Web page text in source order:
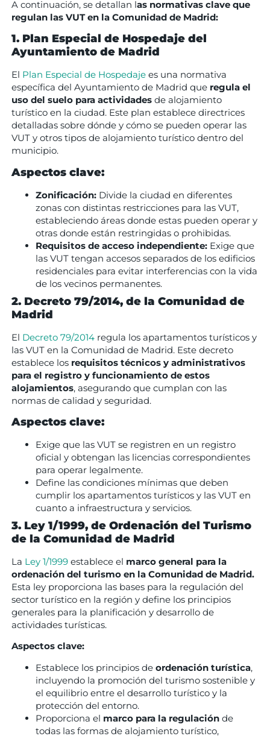
A continuación, se detallan las normativas clave que
regulan las VUT en la Comunidad de Madrid:
1. Plan Especial de Hospedaje del
Ayuntamiento de Madrid
El Plan Especial de Hospedajees una normativa
específica del Ayuntamiento de Madrid que regula el
uso del suelo para actividadesde alojamiento
turístico en la ciudad. Este plan establece directrices
detalladas sobre dónde y cómo se pueden operar las
VUT y otros tipos de alojamiento turístico dentro del
municipio.
Aspectos clave:
Zonificación:Divide la ciudad en diferentes
zonas con distintas restricciones para las VUT,
estableciendo áreas donde estas pueden operar y
otras donde están restringidas o prohibidas.
Requisitos de acceso independiente:Exige que
las VUT tengan accesos separados de los edificios
residenciales para evitar interferencias con la vida
de los vecinos permanentes.
2. Decreto 79/2014, de la Comunidad de
Madrid
El Decreto 79/2014regula los apartamentos turísticos y
las VUT en la Comunidad de Madrid. Este decreto
establece los requisitos técnicos y administrativos
para el registro y funcionamiento de estos
alojamientos, asegurando que cumplan con las
normas de calidad y seguridad.
Aspectos clave:
Exige que las VUT se registren en un registro
oficial y obtengan las licencias correspondientes
para operar legalmente.
Define las condiciones mínimas que deben
cumplir los apartamentos turísticos y las VUT en
cuanto a infraestructura y servicios.
3. Ley 1/1999, de Ordenación del Turismo
de la Comunidad de Madrid
La Ley 1/1999establece el marco general para la
ordenación del turismo en la Comunidad de Madrid.
Esta ley proporciona las bases para la regulación del
sector turístico en la región y define los principios
generales para la planificación y desarrollo de
actividades turísticas.
Aspectos clave:
Establece los principios de ordenación turística,
incluyendo la promoción del turismo sostenible y
el equilibrio entre el desarrollo turístico y la
protección del entorno.
Proporciona el marco para la regulaciónde
todas las formas de alojamiento turístico,